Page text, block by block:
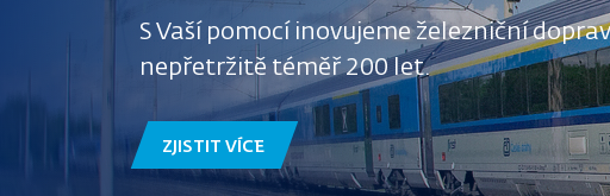
S Vaší pomocí inovujeme železniční
nepřetržitě téměř 200 let.
ZJISTIT VÍCE